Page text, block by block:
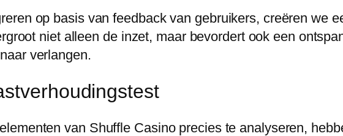
op basis van feedback van gebruikers, creëren we
niet alleen de inzet, maar bevordert ook een
verlangen.
van Shuffle Casino precies te analyseren,